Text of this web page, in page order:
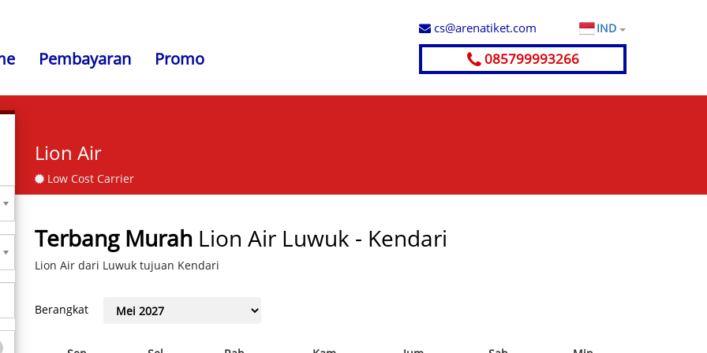
Pembayaran Promo
cs@arenatiket.com IND
085799993266
Lion Air
Low Cost Carrier
Terbang Murah Lion Air Luwuk - Kendari
Lion Air dari Luwuk tujuan Kendari
Berangkat